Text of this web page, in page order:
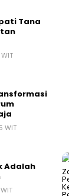
Tana
WIT
Adalah